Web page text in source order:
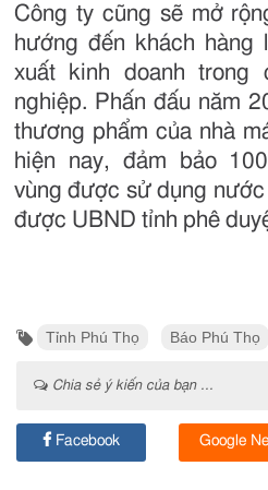
Công ty cũng sẽ mở
hướng đến khách hàng
xuất kinh doanh trong
nghiệp. Phấn đấu năm
thương phẩm của nhà
hiện nay, đảm bảo
vùng được sử dụng nước
được UBND tỉnh phê
Tỉnh Phú Thọ Báo Phú Thọ
Chia sẻ ý kiến của bạn ...
Facebook Google